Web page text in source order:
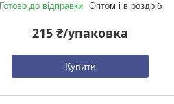
Готово до відправки Оптом і в роздріб
215 ₴/упаковка
Купити